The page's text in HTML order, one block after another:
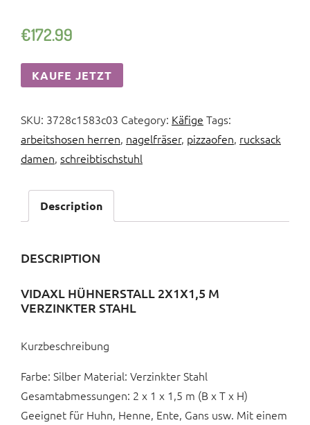
€172.99
KAUFE JETZT
SKU: 3728c1583c03 Category: Käfige Tags:
arbeitshosen herren, nagelfräser, pizzaofen, rucksack
damen, schreibtischstuhl
Description
DESCRIPTION
VIDAXL HÜHNERSTALL 2X1X1,5 M
VERZINKTER STAHL
Kurzbeschreibung
Farbe: Silber Material: Verzinkter Stahl
Gesamtabmessungen: 2 x 1 x 1,5 m (B x T x H)
Geeignet für Huhn, Henne, Ente, Gans usw. Mit einem